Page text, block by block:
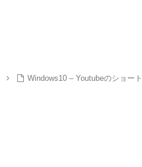
Windows10 – Youtubeのショー